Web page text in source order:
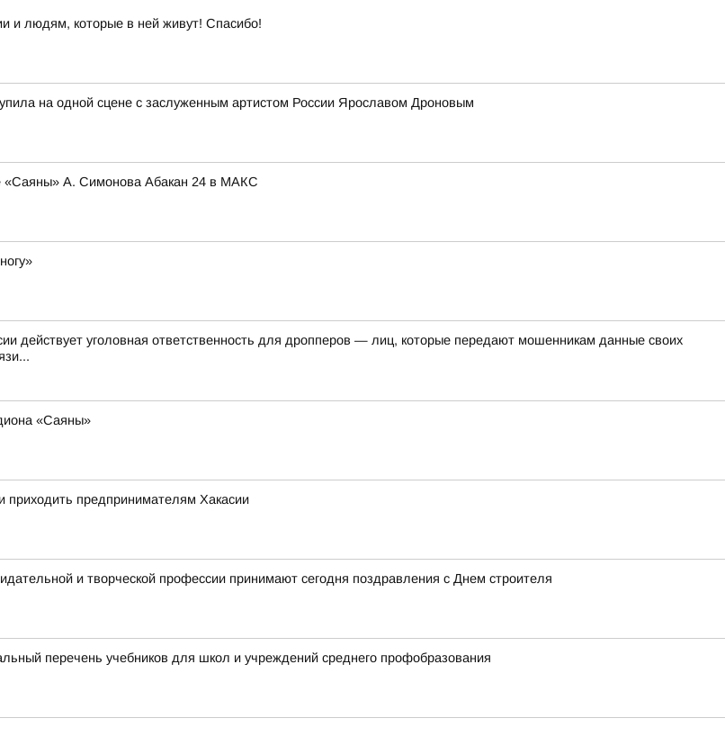
и людям, которые в ней живут! Спасибо!
на одной сцене с заслуженным артистом России Ярославом Дроновым
«Саяны» А. Симонова Абакан 24 в МАКС
действует уголовная ответственность для дропперов — лиц, которые передают мошенникам данные своих
«Саяны»
приходить предпринимателям Хакасии
и творческой профессии принимают сегодня поздравления с Днем строителя
перечень учебников для школ и учреждений среднего профобразования